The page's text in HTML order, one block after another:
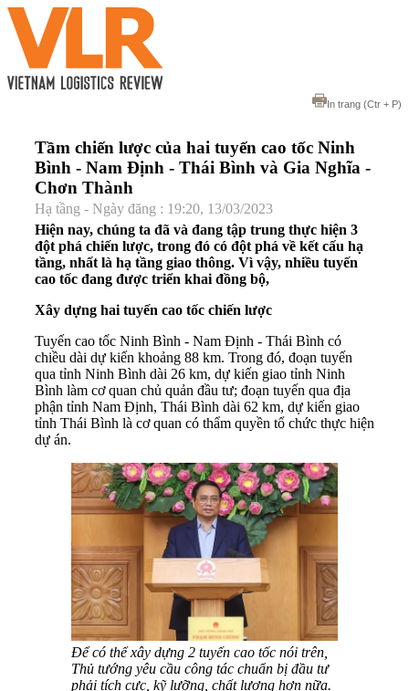
In trang (Ctr + P)
Tầm chiến lược của hai tuyến cao tốc Ninh
Bình - Nam Định - Thái Bình và Gia Nghĩa -
Chơn Thành
Hạ tầng - Ngày đăng : 19:20, 13/03/2023
Hiện nay, chúng ta đã và đang tập trung thực hiện 3
đột phá chiến lược, trong đó có đột phá về kết cấu hạ
tầng, nhất là hạ tầng giao thông. Vì vậy, nhiều tuyến
cao tốc đang được triển khai đồng bộ,
Xây dựng hai tuyến cao tốc chiến lược
Tuyến cao tốc Ninh Bình - Nam Định - Thái Bình có
chiều dài dự kiến khoảng 88 km. Trong đó, đoạn tuyến
qua tỉnh Ninh Bình dài 26 km, dự kiến giao tỉnh Ninh
Bình làm cơ quan chủ quản đầu tư; đoạn tuyến qua địa
phận tỉnh Nam Định, Thái Bình dài 62 km, dự kiến giao
tỉnh Thái Bình là cơ quan có thẩm quyền tổ chức thực hiện
dự án.
Để có thể xây dựng 2 tuyến cao tốc nói trên,
Thủ tướng yêu cầu công tác chuẩn bị đầu tư
phải tích cực, kỹ lưỡng, chất lượng hơn nữa.